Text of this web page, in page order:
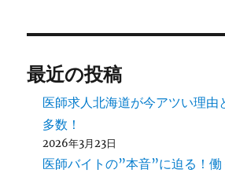
最近の投稿
医師求人北海道が今アツい理由
多数！
2026年3月23日
医師バイトの”本音”に迫る！